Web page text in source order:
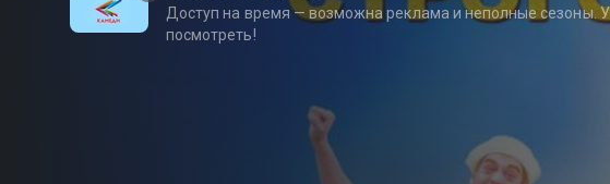
Доступ на время — возможна реклама и неполные сезоны.
посмотреть!